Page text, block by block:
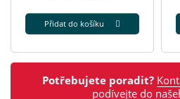
Přidat do košíku
Potřebujete poradit?
podívejte do